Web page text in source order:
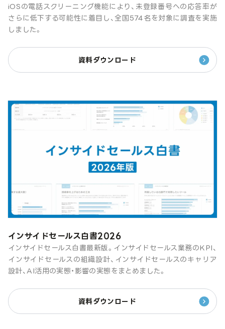
iOSの電話スクリーニング機能により、未登録番号への応答率が
さらに低下する可能性に着目し、全国574名を対象に調査を実施
しました。
資料ダウンロード
インサイドセールス白書2026
インサイドセールス白書最新版。インサイドセールス業務のKPI、
インサイドセールスの組織設計、インサイドセールスのキャリア
設計、AI活用の実態・影響の実態をまとめました。
資料ダウンロード